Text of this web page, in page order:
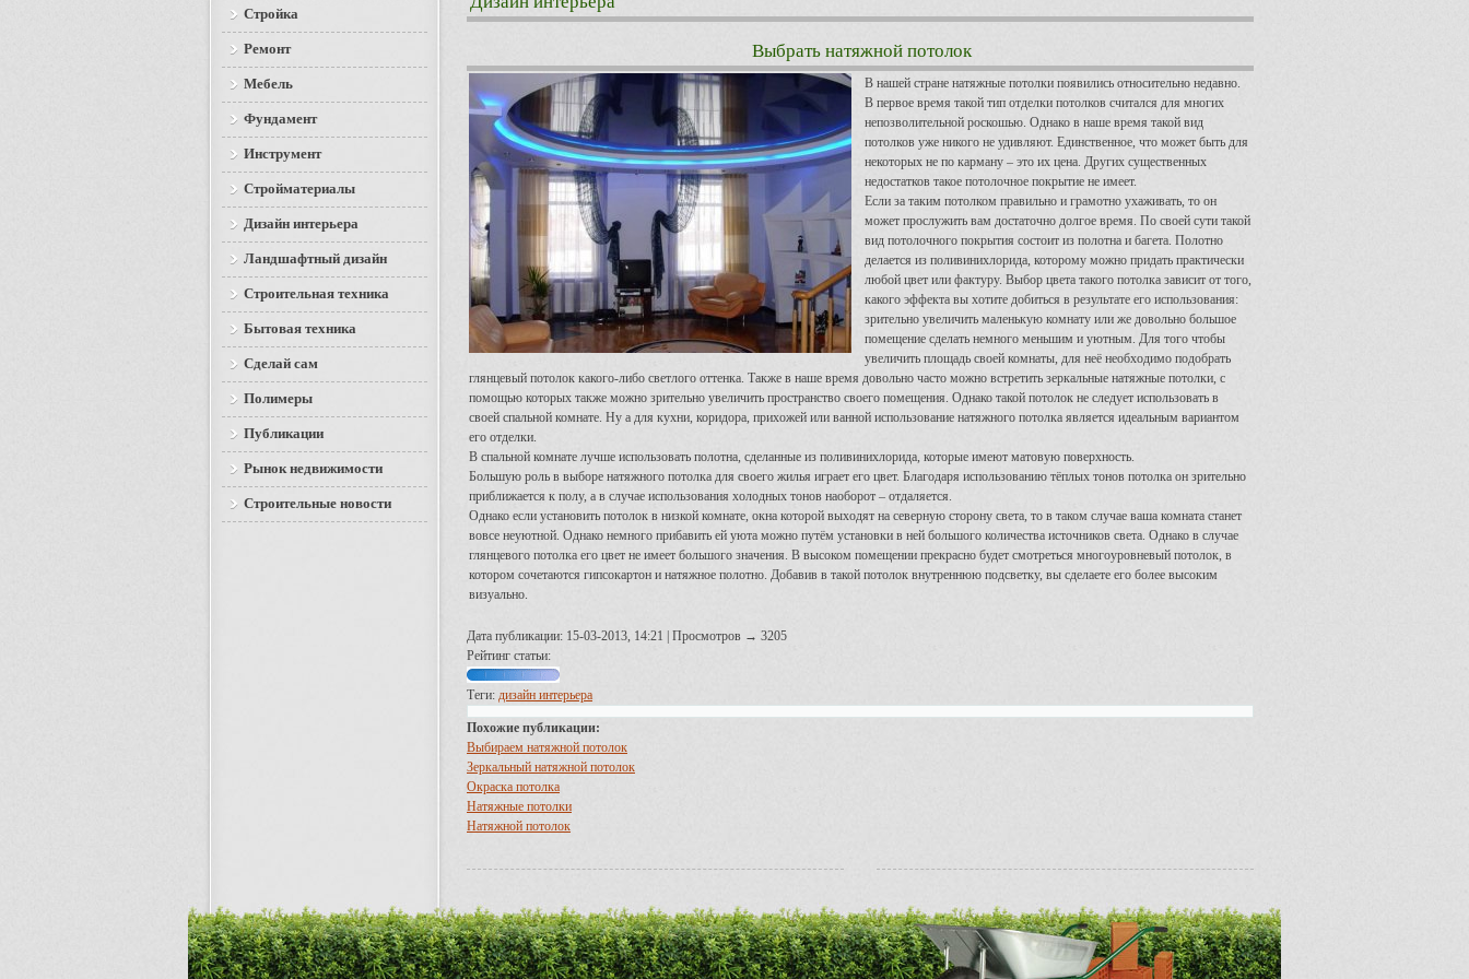
Выбрать натяжной потолок
В нашей стране натяжные потолки появились относительно недавно.
В первое время такой тип отделки потолков считался для многих
непозволительной роскошью. Однако в наше время такой вид
потолков уже никого не удивляют. Единственное, что может быть для
некоторых не по карману – это их цена. Других существенных
недостатков такое потолочное покрытие не имеет.
Если за таким потолком правильно и грамотно ухаживать, то он
может прослужить вам достаточно долгое время. По своей сути такой
вид потолочного покрытия состоит из полотна и багета. Полотно
делается из поливинихлорида, которому можно придать практически
любой цвет или фактуру. Выбор цвета такого потолка зависит от того,
какого эффекта вы хотите добиться в результате его использования:
зрительно увеличить маленькую комнату или же довольно большое
помещение сделать немного меньшим и уютным. Для того чтобы
увеличить площадь своей комнаты, для неё необходимо подобрать
глянцевый потолок какого-либо светлого оттенка. Также в наше время довольно часто можно встретить зеркальные натяжные потолки, с
помощью которых также можно зрительно увеличить пространство своего помещения. Однако такой потолок не следует использовать в
своей спальной комнате. Ну а для кухни, коридора, прихожей или ванной использование натяжного потолка является идеальным вариантом
его отделки.
В спальной комнате лучше использовать полотна, сделанные из поливинихлорида, которые имеют матовую поверхность.
Большую роль в выборе натяжного потолка для своего жилья играет его цвет. Благодаря использованию тёплых тонов потолка он зрительно
приближается к полу, а в случае использования холодных тонов наоборот – отдаляется.
Однако если установить потолок в низкой комнате, окна которой выходят на северную сторону света, то в таком случае ваша комната станет
вовсе неуютной. Однако немного прибавить ей уюта можно путём установки в ней большого количества источников света. Однако в случае
глянцевого потолка его цвет не имеет большого значения. В высоком помещении прекрасно будет смотреться многоуровневый потолок, в
котором сочетаются гипсокартон и натяжное полотно. Добавив в такой потолок внутреннюю подсветку, вы сделаете его более высоким
визуально.
Дата публикации: 15-03-2013, 14:21 | Просмотров → 3205
Рейтинг статьи:
Теги: дизайн интерьера
Похожие публикации:
Выбираем натяжной потолок
Зеркальный натяжной потолок
Окраска потолка
Натяжные потолки
Натяжной потолок
Стройка
Ремонт
Мебель
Фундамент
Инструмент
Стройматериалы
Дизайн интерьера
Ландшафтный дизайн
Строительная техника
Бытовая техника
Сделай сам
Полимеры
Публикации
Рынок недвижимости
Строительные новости